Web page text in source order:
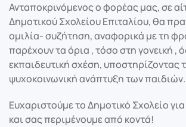
Ανταποκρινόμενος ο φορέας μας, σε
Δημοτικού Σχολείου Επιταλίου, θα
ομιλία- συζήτηση, αναφορικά με τη
παρέχουν τα όρια , τόσο στη γονεική ,
εκπαιδευτική σχέση, υποστηρίζοντας
ψυχοκοινωνική ανάπτυξη των παιδιών.
Ευχαριστούμε το Δημοτικό Σχολείο
και σας περιμένουμε από κοντά!